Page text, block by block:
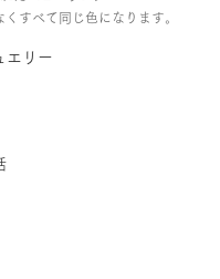
エリー
すべて同じ色になります。